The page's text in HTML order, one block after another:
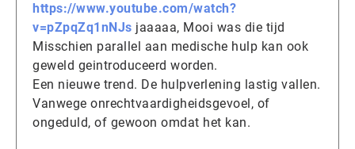
https://www.youtube.com/watch?
v=pZpqZq1nNJs jaaaaa, Mooi was die tijd
Misschien parallel aan medische hulp kan ook
geweld geintroduceerd worden.
Een nieuwe trend. De hulpverlening lastig vallen.
Vanwege onrechtvaardigheidsgevoel, of
ongeduld, of gewoon omdat het kan.